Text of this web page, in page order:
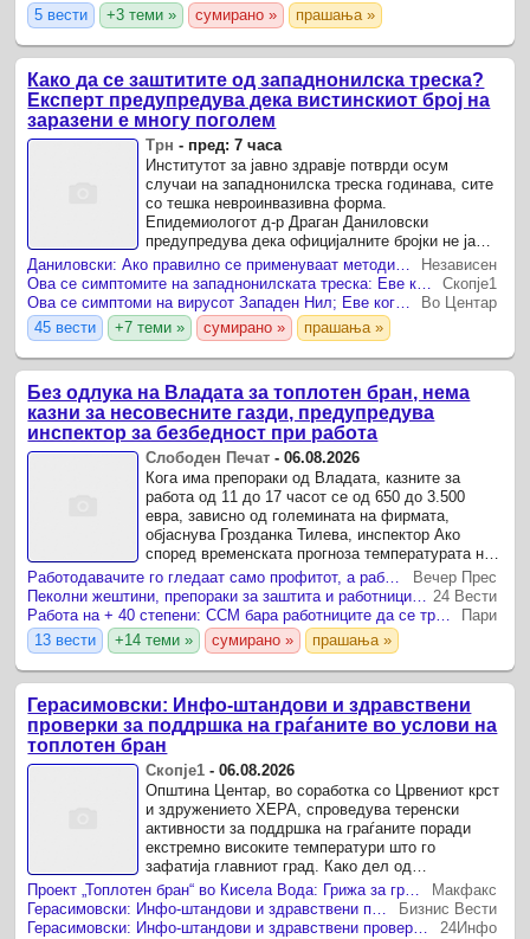
5 вести
+3 теми » сумирано » прашања »
Како да се заштитите од западнонилска треска?
Експерт предупредува дека вистинскиот број на
заразени е многу поголем
Трн - пред: 7 часа
Институтот за јавно здравје потврди осум
случаи на западнонилска треска годинава, сите
со тешка невроинвазивна форма.
Епидемиологот д-р Драган Даниловски
предупредува дека официјалните бројки не ја
покажуваат вистинската распространетост на
вирусот.
Независен
Скопје1
Во Центар
45 вести
+7 теми » сумирано » прашања »
Без одлука на Владата за топлотен бран, нема
казни за несовесните газди, предупредува
инспектор за безбедност при работа
Слободен Печат -06.08.2026
Кога има препораки од Владата, казните за
работа од 11 до 17 часот се од 650 до 3.500
евра, зависно од големината на фирмата,
објаснува Грозданка Тилева, инспектор Ако
според временската прогноза температурата на
воздухот достигнува до 37 Целзиусови степени,
голема е ...
Вечер Прес
24 Вести
Пари
13 вести
+14 теми » сумирано » прашања »
Герасимовски: Инфо-штандови и здравствени
проверки за поддршка на граѓаните во услови на
топлотен бран
Скопје1 -06.08.2026
Општина Центар, во соработка со Црвениот крст
и здружението ХЕРА, спроведува теренски
активности за поддршка на граѓаните поради
екстремно високите температури што го
зафатија главниот град. Како дел од
активностите, во текот на денешниот и
утрешниот ден ќе бидат поставени ...
Проект „Топлотен бран“ во Кисела Вода: Грижа за граѓаните при високи температури
Макфакс
Герасимовски: Инфо-штандови и здравствени проверки за поддршка на граѓаните во услови на топлотен бран
Бизнис Вести
Герасимовски: Инфо-штандови и здравствени проверки за поддршка на граѓаните во услови на топлотен бран
24Инфо